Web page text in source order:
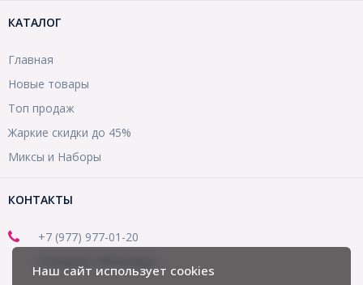
КАТАЛОГ
Главная
Новые товары
Топ продаж
Жаркие скидки до 45%
Миксы и Наборы
КОНТАКТЫ
+7 (977) 977-01-20
Наш сайт использует cookies